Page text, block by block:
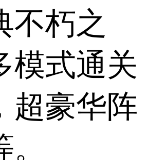
不朽之
模式通关
超豪华阵